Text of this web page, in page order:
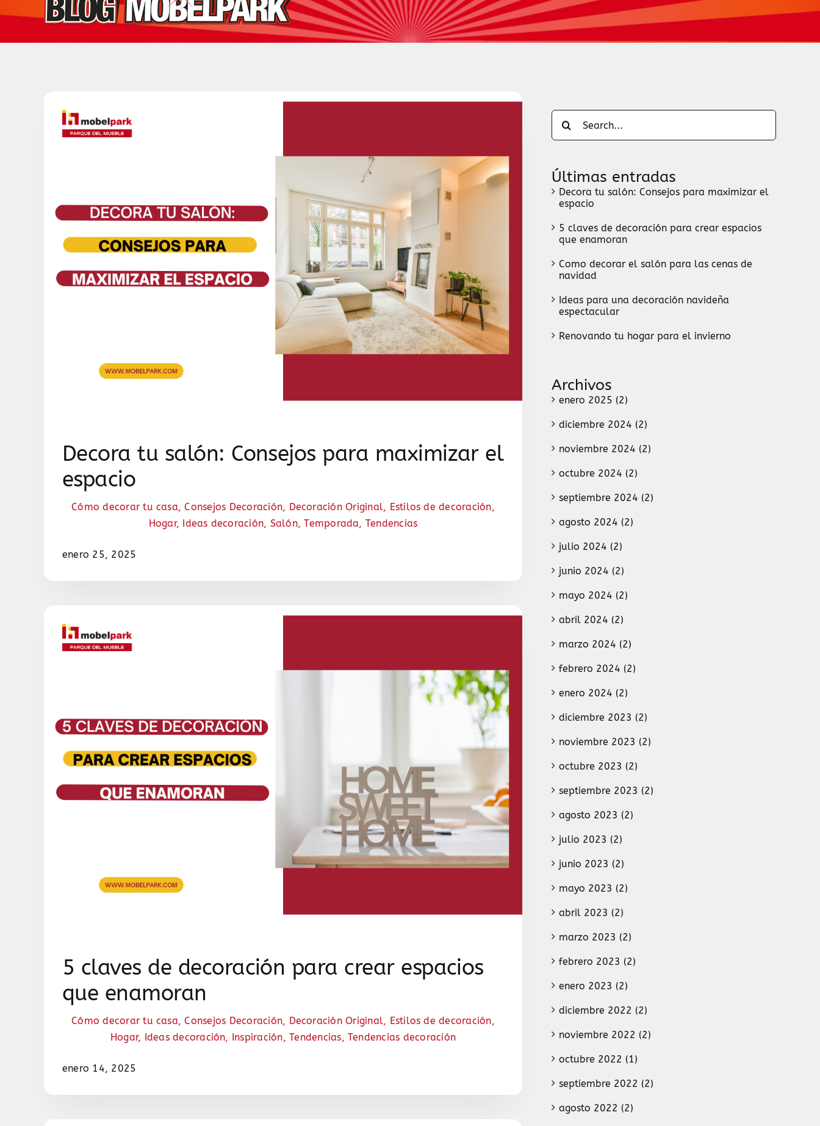
Decora tu salón: Consejos para maximizar el
espacio
Cómo decorar tu casa,Consejos Decoración, Decoración Original, Estilos de decoración,
Hogar, Ideas decoración, Salón,Temporada, Tendencias
enero 25, 2025
5 claves de decoración para crear espacios
que enamoran
Cómo decorar tu casa,Consejos Decoración, Decoración Original, Estilos de decoración,
Hogar, Ideas decoración, Inspiración,Tendencias, Tendencias decoración
enero 14, 2025
Search
for:
Últimas entradas
Decora tu salón: Consejos para maximizar el
espacio
5 claves de decoración para crear espacios
que enamoran
Como decorar el salón para las cenas de
navidad
Ideas para una decoración navideña
espectacular
Renovando tu hogar para el invierno
Archivos
enero 2025 (2)
diciembre 2024 (2)
noviembre 2024 (2)
octubre 2024 (2)
septiembre 2024 (2)
agosto 2024 (2)
julio 2024 (2)
junio 2024 (2)
mayo 2024 (2)
abril 2024 (2)
marzo 2024 (2)
febrero 2024 (2)
enero 2024 (2)
diciembre 2023 (2)
noviembre 2023 (2)
octubre 2023 (2)
septiembre 2023 (2)
agosto 2023 (2)
julio 2023 (2)
junio 2023 (2)
mayo 2023 (2)
abril 2023 (2)
marzo 2023 (2)
febrero 2023 (2)
enero 2023 (2)
diciembre 2022 (2)
noviembre 2022 (2)
octubre 2022 (1)
septiembre 2022 (2)
agosto 2022 (2)